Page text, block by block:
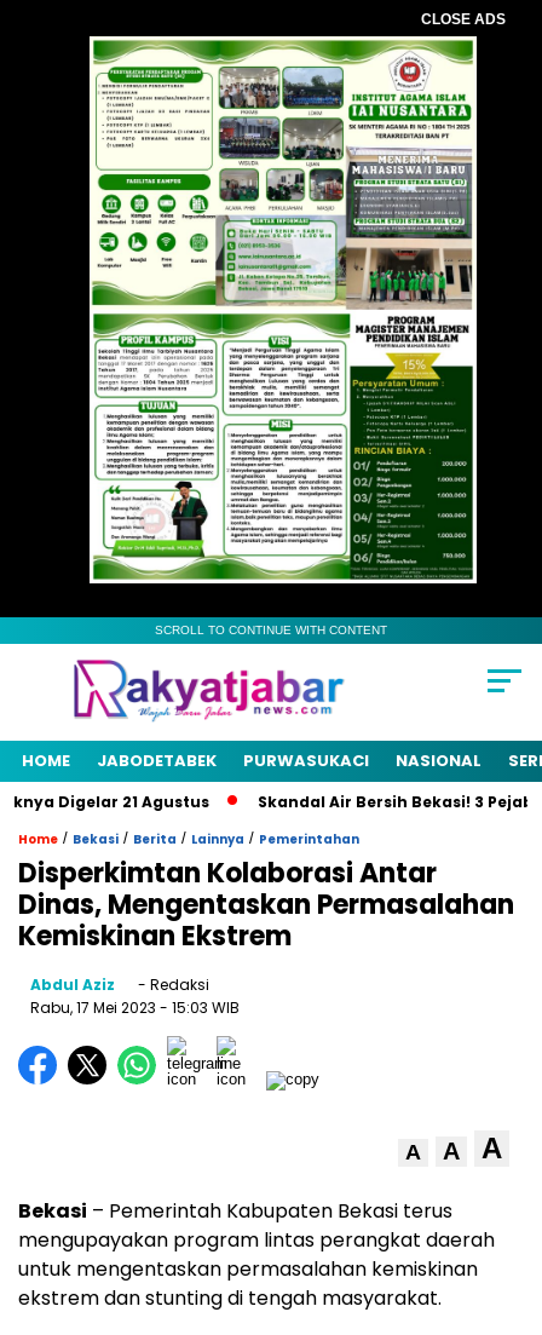
CLOSE ADS
SCROLL TO CONTINUE WITH CONTENT
HOME JABODETABEK PURWASUKACI NASIONAL
Digelar 21 Agustus Skandal Air Bersih Bekasi! 3 Pejabat
Home / Bekasi / Berita / Lainnya / Pemerintahan
Disperkimtan Kolaborasi Antar
Dinas, Mengentaskan Permasalahan
Kemiskinan Ekstrem
Abdul Aziz
- Redaksi
Rabu, 17 Mei 2023 - 15:03 WIB
A A A
Bekasi – Pemerintah Kabupaten Bekasi terus
mengupayakan program lintas perangkat daerah
untuk mengentaskan permasalahan kemiskinan
ekstrem dan stunting di tengah masyarakat.